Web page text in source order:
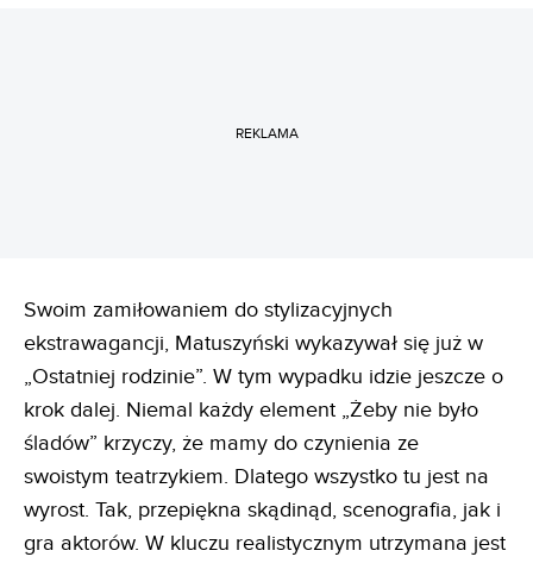
REKLAMA
Swoim zamiłowaniem do stylizacyjnych
ekstrawagancji, Matuszyński wykazywał się już w
„Ostatniej rodzinie”. W tym wypadku idzie jeszcze o
krok dalej. Niemal każdy element „Żeby nie było
śladów” krzyczy, że mamy do czynienia ze
swoistym teatrzykiem. Dlatego wszystko tu jest na
wyrost. Tak, przepiękna skądinąd, scenografia, jak i
gra aktorów. W kluczu realistycznym utrzymana jest